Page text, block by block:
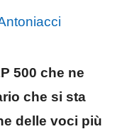
500 che ne
che si sta
delle voci più